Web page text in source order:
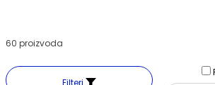
60 proizvoda
Filteri